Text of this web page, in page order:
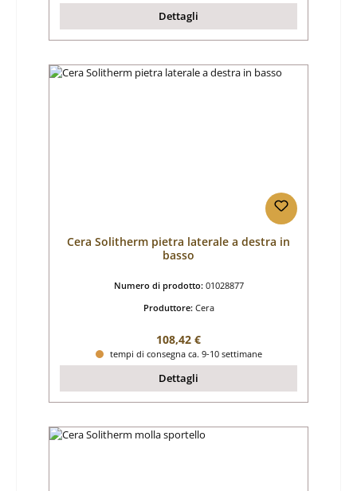
Dettagli
Cera Solitherm pietra laterale a destra in
basso
Numero di prodotto: 01028877
Produttore: Cera
Prezzo normale:
108,42 €
tempi di consegna ca. 9-10 settimane
Dettagli